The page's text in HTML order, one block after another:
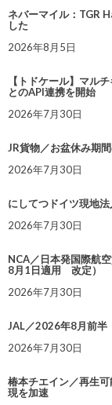
ネバーマイル：TGR
した
2026年8月5日
【トドケール】マル
とのAPI連携を開始
2026年7月30日
JR貨物／お盆休み期
2026年7月30日
にしてつドイツ現地
2026年7月30日
NCA／日本発国際航
8月1日適用 改定）
2026年7月30日
JAL／2026年8月前
2026年7月30日
椿本チエイン／再生
現を加速